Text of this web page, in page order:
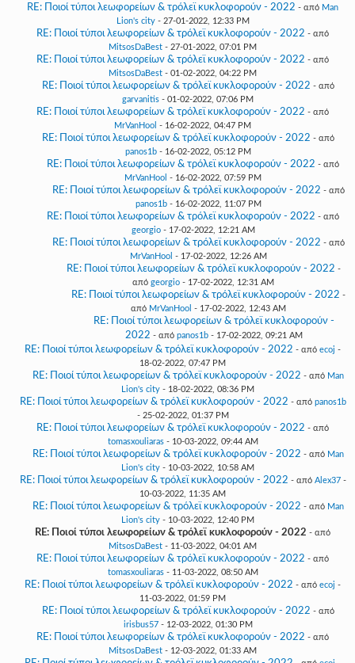
RE: Ποιοί τύποι λεωφορείων & τρόλεϊ κυκλοφορούν - 2022 - από Man
Lion's city- 27-01-2022, 12:33 PM
RE: Ποιοί τύποι λεωφορείων & τρόλεϊ κυκλοφορούν - 2022 - από
MitsosDaBest - 27-01-2022, 07:01 PM
RE: Ποιοί τύποι λεωφορείων & τρόλεϊ κυκλοφορούν - 2022 - από
MitsosDaBest - 01-02-2022, 04:22 PM
RE: Ποιοί τύποι λεωφορείων & τρόλεϊ κυκλοφορούν - 2022 - από
garvanitis - 01-02-2022, 07:06 PM
RE: Ποιοί τύποι λεωφορείων & τρόλεϊ κυκλοφορούν - 2022 - από
MrVanHool - 16-02-2022, 04:47 PM
RE: Ποιοί τύποι λεωφορείων & τρόλεϊ κυκλοφορούν - 2022 - από
panos1b- 16-02-2022, 05:12 PM
RE: Ποιοί τύποι λεωφορείων & τρόλεϊ κυκλοφορούν - 2022 - από
MrVanHool - 16-02-2022, 07:59 PM
RE: Ποιοί τύποι λεωφορείων & τρόλεϊ κυκλοφορούν - 2022 - από
panos1b- 16-02-2022, 11:07 PM
RE: Ποιοί τύποι λεωφορείων & τρόλεϊ κυκλοφορούν - 2022 - από
georgio- 17-02-2022, 12:21 AM
RE: Ποιοί τύποι λεωφορείων & τρόλεϊ κυκλοφορούν - 2022 - από
MrVanHool - 17-02-2022, 12:26 AM
RE: Ποιοί τύποι λεωφορείων & τρόλεϊ κυκλοφορούν - 2022 -
από georgio - 17-02-2022, 12:31 AM
RE: Ποιοί τύποι λεωφορείων & τρόλεϊ κυκλοφορούν - 2022 -
από MrVanHool - 17-02-2022, 12:43 AM
RE: Ποιοί τύποι λεωφορείων & τρόλεϊ κυκλοφορούν -
2022 - από panos1b- 17-02-2022, 09:21 AM
RE: Ποιοί τύποι λεωφορείων & τρόλεϊ κυκλοφορούν - 2022 - από ecoj -
18-02-2022, 07:47 PM
RE: Ποιοί τύποι λεωφορείων & τρόλεϊ κυκλοφορούν - 2022 - από Man
Lion's city - 18-02-2022, 08:36 PM
RE: Ποιοί τύποι λεωφορείων & τρόλεϊ κυκλοφορούν - 2022 - από panos1b
- 25-02-2022, 01:37 PM
RE: Ποιοί τύποι λεωφορείων & τρόλεϊ κυκλοφορούν - 2022 - από
tomasxouliaras- 10-03-2022, 09:44 AM
RE: Ποιοί τύποι λεωφορείων & τρόλεϊ κυκλοφορούν - 2022 - από Man
Lion's city - 10-03-2022, 10:58 AM
RE: Ποιοί τύποι λεωφορείων & τρόλεϊ κυκλοφορούν - 2022 - από Alex37-
10-03-2022, 11:35 AM
RE: Ποιοί τύποι λεωφορείων & τρόλεϊ κυκλοφορούν - 2022 - από Man
Lion's city - 10-03-2022, 12:40 PM
RE: Ποιοί τύποι λεωφορείων & τρόλεϊ κυκλοφορούν - 2022 - από
MitsosDaBest - 11-03-2022, 04:01 AM
RE: Ποιοί τύποι λεωφορείων & τρόλεϊ κυκλοφορούν - 2022 - από
tomasxouliaras- 11-03-2022, 08:50 AM
RE: Ποιοί τύποι λεωφορείων & τρόλεϊ κυκλοφορούν - 2022 - από ecoj -
11-03-2022, 01:59 PM
RE: Ποιοί τύποι λεωφορείων & τρόλεϊ κυκλοφορούν - 2022 - από
irisbus57- 12-03-2022, 01:30 PM
RE: Ποιοί τύποι λεωφορείων & τρόλεϊ κυκλοφορούν - 2022 - από
MitsosDaBest - 12-03-2022, 01:33 AM